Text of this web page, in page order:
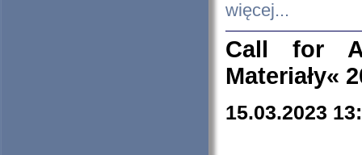
więcej...
Call for
Materiały«
15.03.2023